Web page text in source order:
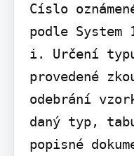
Císlo
podle System
i. Určení
provedené
odebrání
daný typ,
popisné